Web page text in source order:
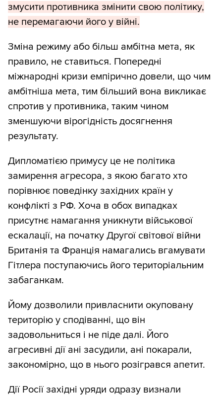
змусити противника змінити свою політику,
не перемагаючи його у війні.
Зміна режиму або більш амбітна мета, як
правило, не ставиться. Попередні
міжнародні кризи емпірично довели, що чим
амбітніша мета, тим більший вона викликає
спротив у противника, таким чином
зменшуючи вірогідність досягнення
результату.
Дипломатією примусу це не політика
замирення агресора, з якою багато хто
порівнює поведінку західних країн у
конфлікті з РФ. Хоча в обох випадках
присутнє намагання уникнути військової
ескалації, на початку Другої світової війни
Британія та Франція намагались вгамувати
Гітлера поступаючись його територіальним
забаганкам.
Йому дозволили привласнити окуповану
територію у сподіванні, що він
задовольниться і не піде далі. Його
агресивні дії ані засудили, ані покарали,
закономірно, що в нього розігрався апетит.
Дії Росії західні уряди одразу визнали